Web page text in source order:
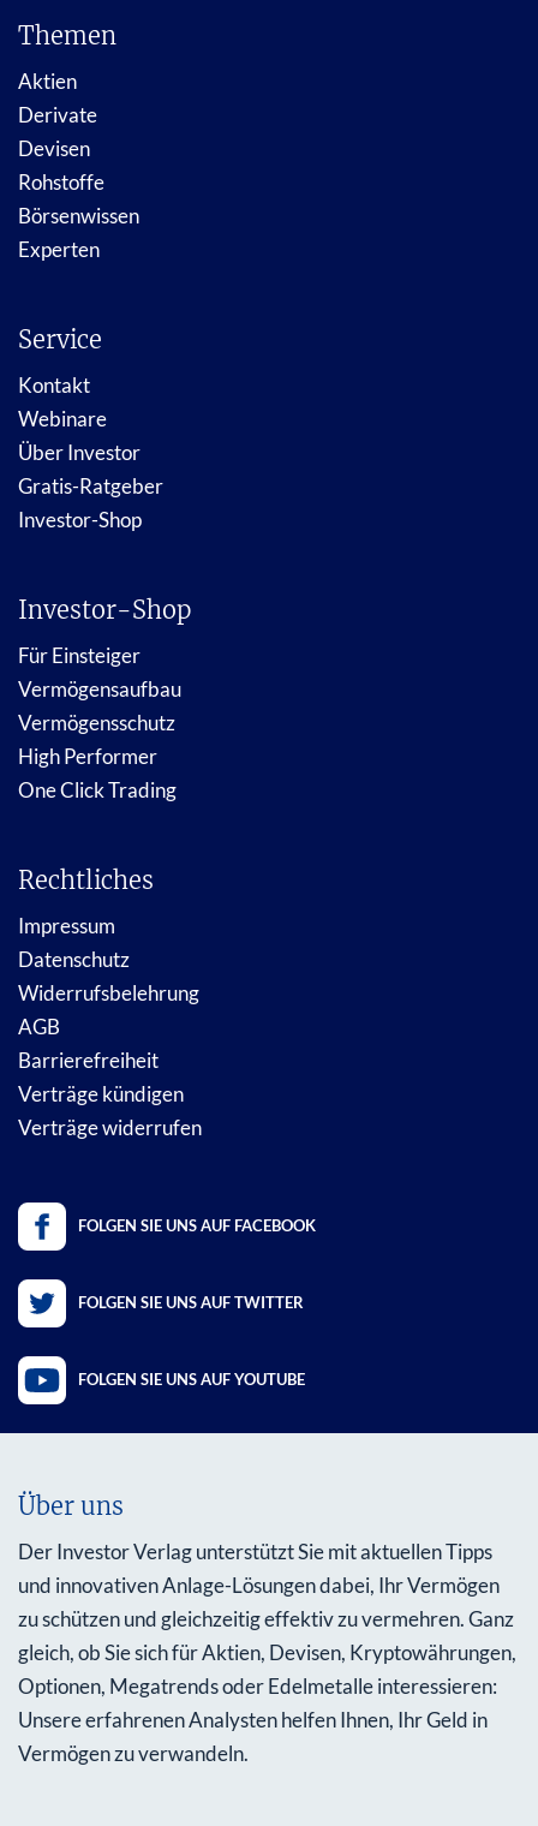
Themen
Aktien
Derivate
Devisen
Rohstoffe
Börsenwissen
Experten
Service
Kontakt
Webinare
Über Investor
Gratis-Ratgeber
Investor-Shop
Investor-Shop
Für Einsteiger
Vermögensaufbau
Vermögensschutz
High Performer
One Click Trading
Rechtliches
Impressum
Datenschutz
Widerrufsbelehrung
AGB
Barrierefreiheit
Verträge kündigen
Verträge widerrufen
FOLGEN SIE UNS AUF FACEBOOK
FOLGEN SIE UNS AUF TWITTER
FOLGEN SIE UNS AUF YOUTUBE
Über uns
Der Investor Verlag unterstützt Sie mit aktuellen Tipps
und innovativen Anlage-Lösungen dabei, Ihr Vermögen
zu schützen und gleichzeitig effektiv zu vermehren. Ganz
gleich, ob Sie sich für Aktien, Devisen, Kryptowährungen,
Optionen, Megatrends oder Edelmetalle interessieren:
Unsere erfahrenen Analysten helfen Ihnen, Ihr Geld in
Vermögen zu verwandeln.